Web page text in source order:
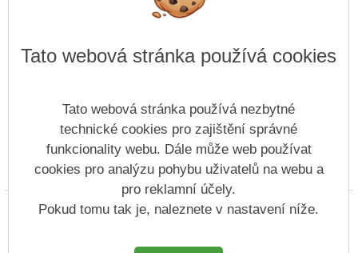
Prohlášení o přístupnosti Mapa webu Cookies
Copyright © 2022 - 2023 SZŠ Antonína Sochora &
Tato webová stránka používá cookies
Tato webová stránka používá nezbytné
technické cookies pro zajištění správné
funkcionality webu. Dále může web používat
cookies pro analýzu pohybu uživatelů na webu a
pro reklamní účely.
Pokud tomu tak je, naleznete v nastavení níže.